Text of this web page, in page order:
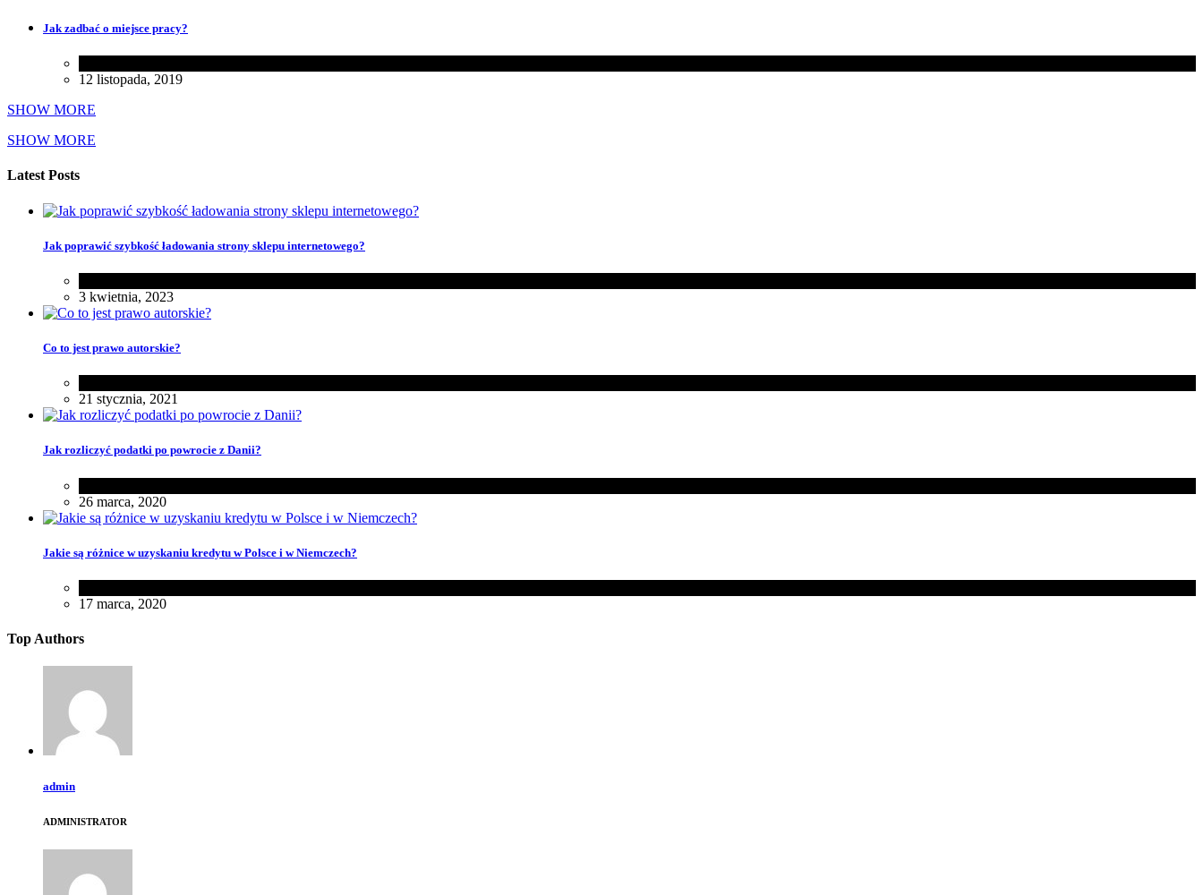
Jak zadbać o miejsce pracy?
12 listopada, 2019
SHOW MORE
SHOW MORE
Latest Posts
Jak poprawić szybkość ładowania strony sklepu internetowego?
3 kwietnia, 2023
Co to jest prawo autorskie?
21 stycznia, 2021
Jak rozliczyć podatki po powrocie z Danii?
26 marca, 2020
Jakie są różnice w uzyskaniu kredytu w Polsce i w Niemczech?
17 marca, 2020
Top Authors
admin
ADMINISTRATOR